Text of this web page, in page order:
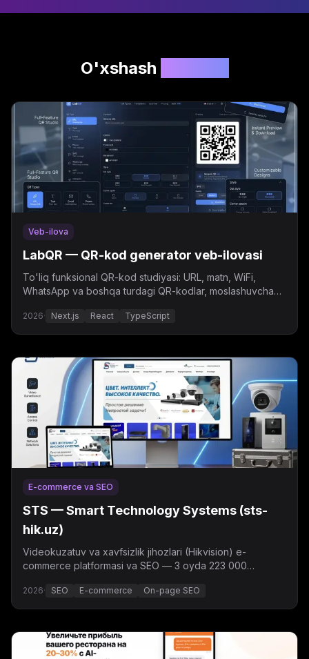
O'xshash
Veb-ilova
LabQR — QR-kod generator veb-ilovasi
To'liq funksional QR-kod studiyasi: URL, matn, WiFi,
WhatsApp va boshqa turdagi QR-kodlar, moslashuvchan
2026· Next.js React TypeScript
E-commerce va SEO
STS — Smart Technology Systems (sts-
hik.uz)
Videokuzatuv va xavfsizlik jihozlari (Hikvision) e-
commerce platformasi va SEO — 3 oyda 223 000
2026· SEO E-commerce On-page SEO